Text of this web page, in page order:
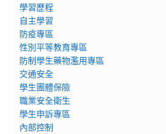
學習歷程
自主學習
防疫專區
性別平等教育專區
防制學生藥物濫用專區
交通安全
學生團體保險
職業安全衛生
學生申訴專區
內部控制